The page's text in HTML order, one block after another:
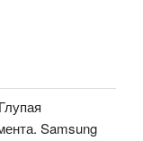
Samsung